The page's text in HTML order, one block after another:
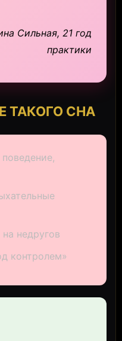
Сильная, 21 год
практики
ТАКОГО СНА
на недругов
контролем»